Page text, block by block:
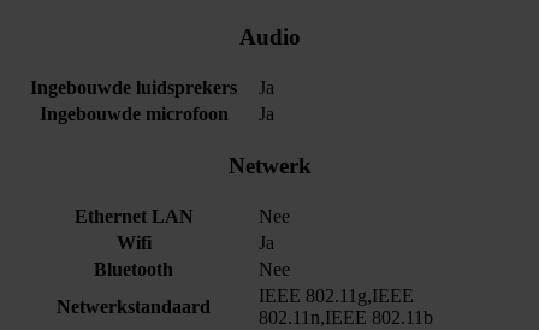
Audio
Ingebouwde luidsprekers
Ja
Ingebouwde microfoon
Ja
Netwerk
Ethernet LAN
Nee
Wifi
Ja
Bluetooth
Nee
Netwerkstandaard
IEEE 802.11g,IEEE
802.11n,IEEE 802.11b